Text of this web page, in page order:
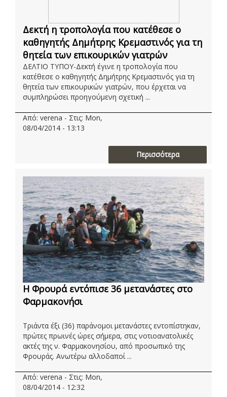
Δεκτή η τροπολογία που κατέθεσε ο
καθηγητής Δημήτρης Κρεμαστινός για τη
θητεία των επικουρικών γιατρών
ΔΕΛΤΙΟ ΤΥΠΟΥ-Δεκτή έγινε η τροπολογία που
κατέθεσε ο καθηγητής Δημήτρης Κρεμαστινός για τη
θητεία των επικουρικών γιατρών, που έρχεται να
συμπληρώσει προηγούμενη σχετική ...
Από: verena - Στις: Mon,
08/04/2014 - 13:13
Περισσότερα
Η Φρουρά εντόπισε 36 μετανάστες στο
Φαρμακονήσι
Τριάντα έξι (36) παράνομοι μετανάστες εντοπίστηκαν,
πρώτες πρωινές ώρες σήμερα, στις νοτιοανατολικές
ακτές της ν. Φαρμακονησίου, από προσωπικό της
Φρουράς. Ανωτέρω αλλοδαποί ...
Από: verena - Στις: Mon,
08/04/2014 - 12:32